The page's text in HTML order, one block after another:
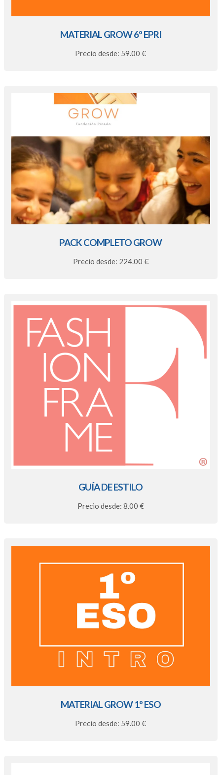
MATERIAL GROW 6º EPRI
Precio desde: 59.00 €
PACK COMPLETO GROW
Precio desde: 224.00 €
GUÍA DE ESTILO
Precio desde: 8.00 €
MATERIAL GROW 1º ESO
Precio desde: 59.00 €